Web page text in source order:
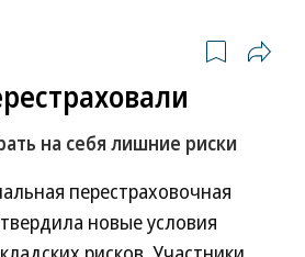
на себя лишние риски
перестраховочная
новые условия